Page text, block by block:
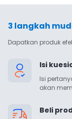
3 langkah
Dapatkan produk
Isi
Isi
akan
Beli